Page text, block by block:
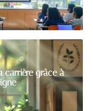
carrière grâce à